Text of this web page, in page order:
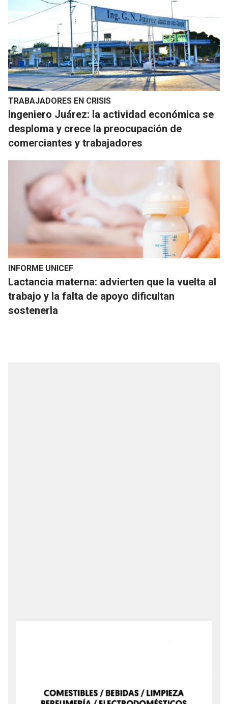
TRABAJADORES EN CRISIS
Ingeniero Juárez: la actividad económica se
desploma y crece la preocupación de
comerciantes y trabajadores
INFORME UNICEF
Lactancia materna: advierten que la vuelta al
trabajo y la falta de apoyo dificultan
sostenerla